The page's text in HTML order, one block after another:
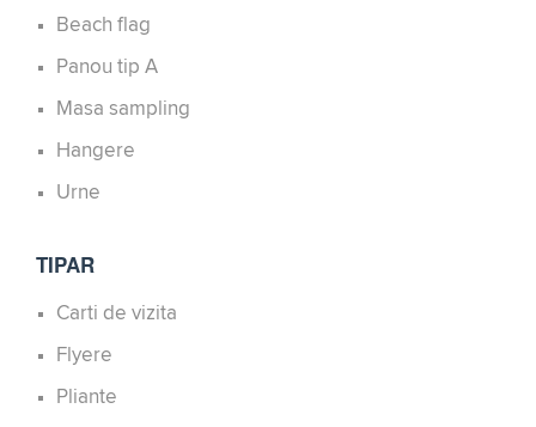
Beach flag
Panou tip A
Masa sampling
Hangere
Urne
TIPAR
Carti de vizita
Flyere
Pliante